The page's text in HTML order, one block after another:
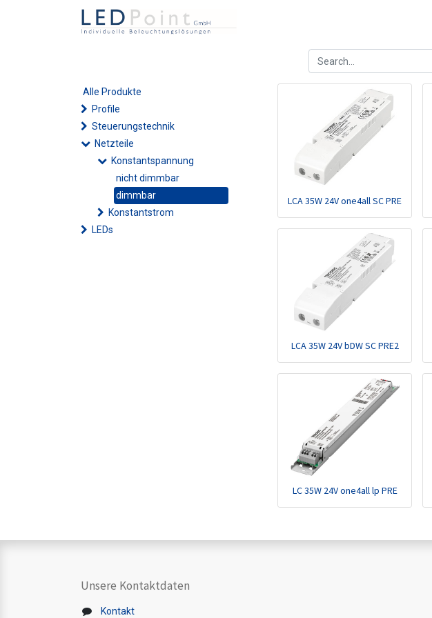
Alle Produkte
Profile
Steuerungstechnik
Netzteile
Konstantspannung
nicht dimmbar
dimmbar
Konstantstrom
LEDs
LCA 35W 24V one4all SC PRE
LCA 35W 24V bDW SC PRE2
LC 35W 24V one4all lp PRE
Unsere Kontaktdaten
Kontakt